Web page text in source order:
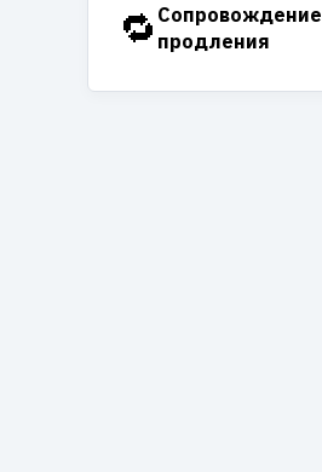
🔁 Сопровождение
продления